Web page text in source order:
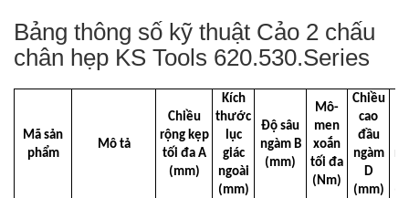
Bảng thông số kỹ thuật Cảo 2 chấu
chân hẹp KS Tools 620.530.Series
Mã sản
phẩm
Mô tả
Chiều
rộng kẹp
tối đa A
(mm)
Kích
thước
lục
giác
ngoài
(mm)
Độ sâu
ngàm B
(mm)
Mô-
men
xoắn
tối đa
(Nm)
Chiều
cao
đầu
ngàm
D
(mm)